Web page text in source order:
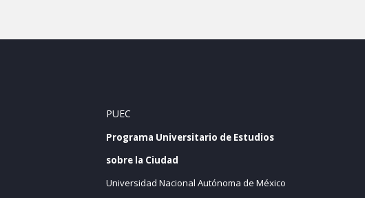
PUEC
Programa Universitario de Estudios
sobre la Ciudad
Universidad Nacional Autónoma de México